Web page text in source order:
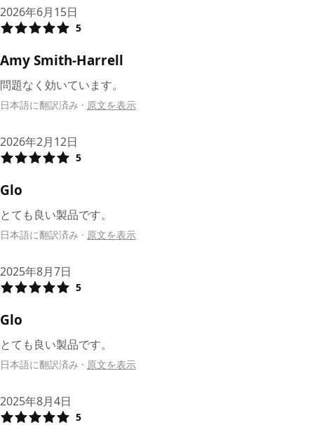
2026年6月15日
5
Amy Smith-Harrell
問題なく効いています。
日本語に翻訳済み · 原文を表示
2026年2月12日
5
Glo
とても良い製品です。
日本語に翻訳済み · 原文を表示
2025年8月7日
5
Glo
とても良い製品です。
日本語に翻訳済み · 原文を表示
2025年8月4日
5